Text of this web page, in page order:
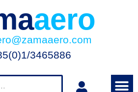
aero
3465886